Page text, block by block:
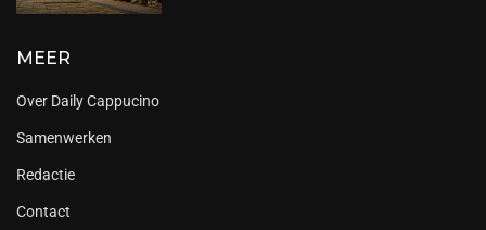
MEER
Over Daily Cappucino
Samenwerken
Redactie
Contact